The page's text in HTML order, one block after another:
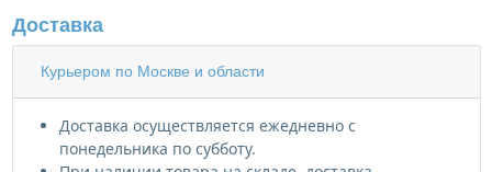
Доставка
Курьером по Москве и области
Доставка осуществляется ежедневно с
понедельника по субботу.